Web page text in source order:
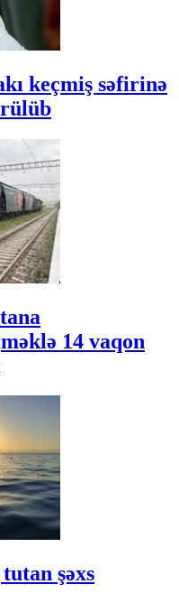
keçmiş səfirinə
14 vaqon
şəxs